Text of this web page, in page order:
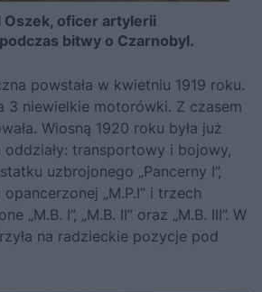
Oszek, oficer artylerii
bitwy o Czarnobyl.
powstała w kwietniu 1919 roku.
3 niewielkie motorówki. Z czasem
Wiosną 1920 roku była już
transportowy i bojowy,
uzbrojonego „Pancerny I”,
„M.P.I” i trzech
„M.B. I”, „M.B. II” oraz „M.B. III”. W
na radzieckie pozycje pod